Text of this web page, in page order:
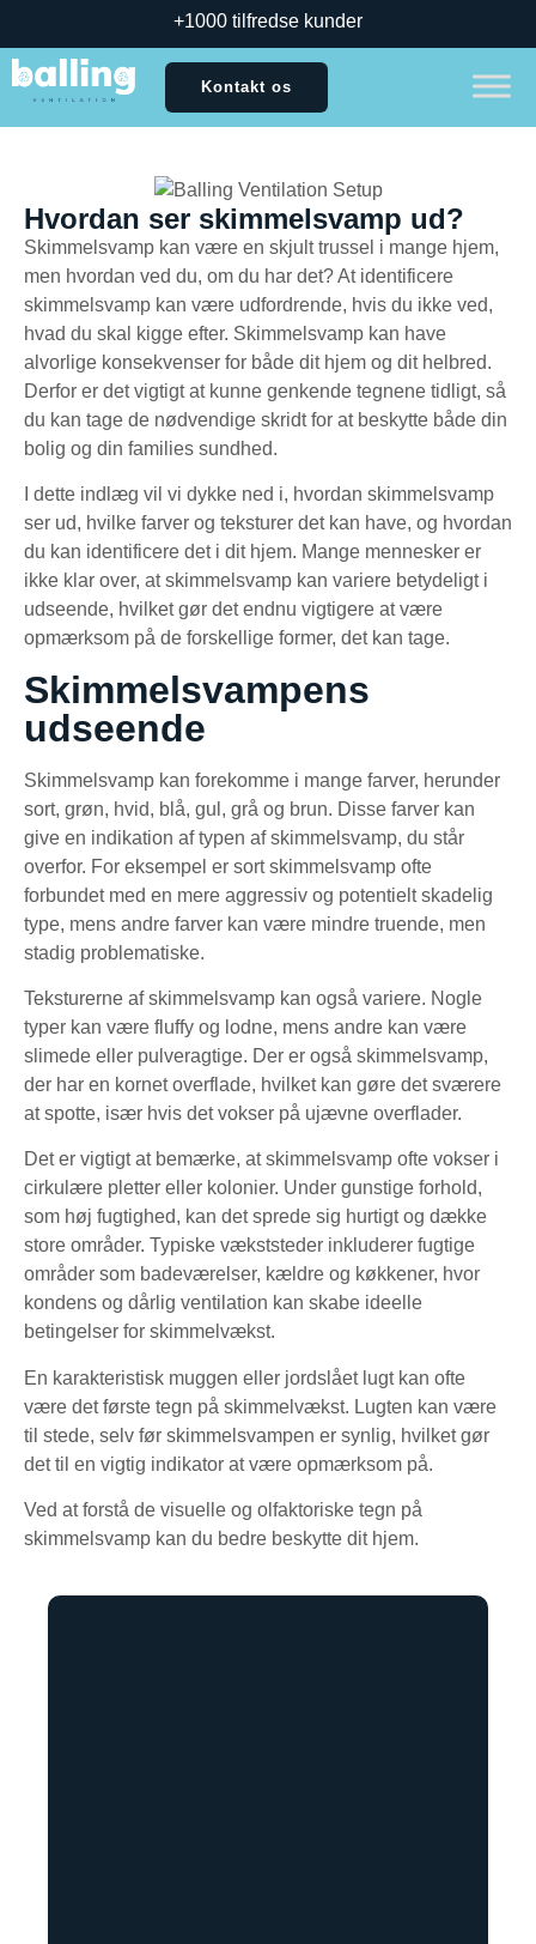
+1000 tilfredse kunder
Kontakt os
Hvordan ser skimmelsvamp ud?
Skimmelsvamp kan være en skjult trussel i mange hjem,
men hvordan ved du, om du har det? At identificere
skimmelsvamp kan være udfordrende, hvis du ikke ved,
hvad du skal kigge efter. Skimmelsvamp kan have
alvorlige konsekvenser for både dit hjem og dit helbred.
Derfor er det vigtigt at kunne genkende tegnene tidligt, så
du kan tage de nødvendige skridt for at beskytte både din
bolig og din families sundhed.
I dette indlæg vil vi dykke ned i, hvordan skimmelsvamp
ser ud, hvilke farver og teksturer det kan have, og hvordan
du kan identificere det i dit hjem. Mange mennesker er
ikke klar over, at skimmelsvamp kan variere betydeligt i
udseende, hvilket gør det endnu vigtigere at være
opmærksom på de forskellige former, det kan tage.
Skimmelsvampens
udseende
Skimmelsvamp kan forekomme i mange farver, herunder
sort, grøn, hvid, blå, gul, grå og brun. Disse farver kan
give en indikation af typen af skimmelsvamp, du står
overfor. For eksempel er sort skimmelsvamp ofte
forbundet med en mere aggressiv og potentielt skadelig
type, mens andre farver kan være mindre truende, men
stadig problematiske.
Teksturerne af skimmelsvamp kan også variere. Nogle
typer kan være fluffy og lodne, mens andre kan være
slimede eller pulveragtige. Der er også skimmelsvamp,
der har en kornet overflade, hvilket kan gøre det sværere
at spotte, især hvis det vokser på ujævne overflader.
Det er vigtigt at bemærke, at skimmelsvamp ofte vokser i
cirkulære pletter eller kolonier. Under gunstige forhold,
som høj fugtighed, kan det sprede sig hurtigt og dække
store områder. Typiske vækststeder inkluderer fugtige
områder som badeværelser, kældre og køkkener, hvor
kondens og dårlig ventilation kan skabe ideelle
betingelser for skimmelvækst.
En karakteristisk muggen eller jordslået lugt kan ofte
være det første tegn på skimmelvækst. Lugten kan være
til stede, selv før skimmelsvampen er synlig, hvilket gør
det til en vigtig indikator at være opmærksom på.
Ved at forstå de visuelle og olfaktoriske tegn på
skimmelsvamp kan du bedre beskytte dit hjem.